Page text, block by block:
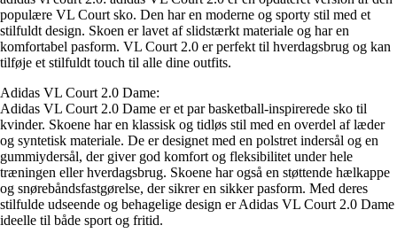
populære VL Court sko. Den har en moderne og sporty stil med et
stilfuldt design. Skoen er lavet af slidstærkt materiale og har en
komfortabel pasform. VL Court 2.0 er perfekt til hverdagsbrug og kan
tilføje et stilfuldt touch til alle dine outfits.
Adidas VL Court 2.0 Dame:
Adidas VL Court 2.0 Dame er et par basketball-inspirerede sko til
kvinder. Skoene har en klassisk og tidløs stil med en overdel af læder
og syntetisk materiale. De er designet med en polstret indersål og en
gummiydersål, der giver god komfort og fleksibilitet under hele
træningen eller hverdagsbrug. Skoene har også en støttende hælkappe
og snørebåndsfastgørelse, der sikrer en sikker pasform. Med deres
stilfulde udseende og behagelige design er Adidas VL Court 2.0 Dame
ideelle til både sport og fritid.